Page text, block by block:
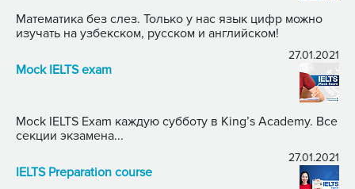
Математика без слез. Только у нас язык цифр можно
изучать на узбекском, русском и английском!
27.01.2021
Mock IELTS exam
Mock IELTS Exam каждую субботу в King’s Academy. Все
секции экзамена...
27.01.2021
IELTS Preparation course